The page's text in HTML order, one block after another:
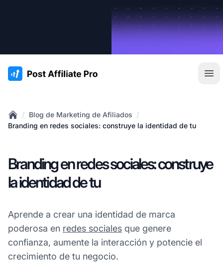
:site.title
Home
/ Blog de Marketing de Afiliados /
Branding en redes sociales: construye la identidad de tu
Branding en redes sociales: construye
la identidad de tu
Aprende a crear una identidad de marca
poderosa en redes sociales que genere
confianza, aumente la interacción y potencie el
crecimiento de tu negocio.